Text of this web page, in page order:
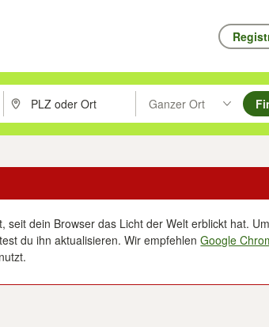
mit den Pfeiltasten nach oben/unten
PLZ oder Ort eingeben. Eingabetaste drücken um
Ganzer Ort
Suche im Umkreis des
seit dein Browser das Licht der Welt erblickt hat.
du ihn aktualisieren. Wir empfehlenGoogle